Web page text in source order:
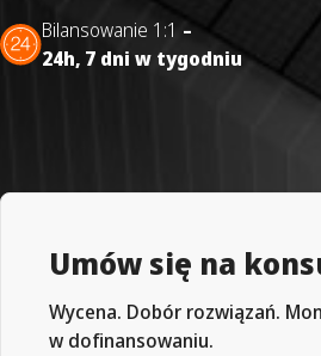
Bilansowanie 1:1 –
24h, 7 dni w tygodniu
Umów się na
Wycena. Dobór rozwiązań.
w dofinansowaniu.